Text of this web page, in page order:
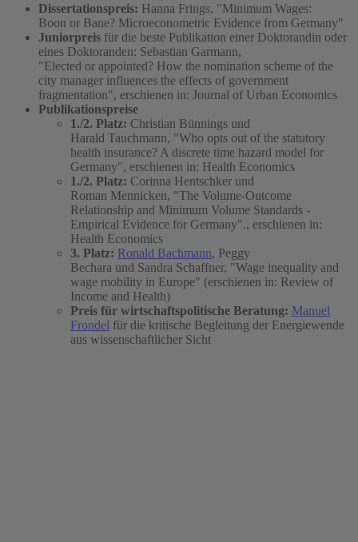
Dissertationspreis: Hanna Frings, "Minimum Wages:
Boon or Bane? Microeconometric Evidence from Germany"
Juniorpreis für die beste Publikation einer Doktorandin oder
eines Doktoranden: Sebastian Garmann,
"Elected or appointed? How the nomination scheme of the
city manager influences the effects of government
fragmentation", erschienen in: Journal of Urban Economics
Publikationspreise
1./2. Platz: Christian Bünnings und
Harald Tauchmann, "Who opts out of the statutory
health insurance? A discrete time hazard model for
Germany", erschienen in: Health Economics
1./2. Platz: Corinna Hentschker und
Roman Mennicken, "The Volume-Outcome
Relationship and Minimum Volume Standards -
Empirical Evidence for Germany"., erschienen in:
Health Economics
3. Platz: Ronald Bachmann, Peggy
Bechara und Sandra Schaffner, "Wage inequality and
wage mobility in Europe" (erschienen in: Review of
Income and Health)
Preis für wirtschaftspolitische Beratung: Manuel
Frondel für die kritische Begleitung der Energiewende
aus wissenschaftlicher Sicht